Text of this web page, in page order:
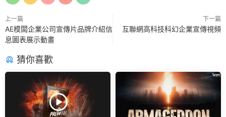
上一篇
AE模闆企業公司宣傳片品牌介紹信
息圖表展示動畫
下一篇
互聯網高科技科幻企業宣傳視頻
猜你喜歡